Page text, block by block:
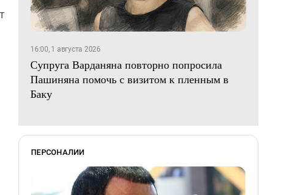
16:00, 1 августа 2026
Супруга Варданяна повторно попросила
Пашиняна помочь с визитом к пленным в
Баку
ПЕРСОНАЛИИ